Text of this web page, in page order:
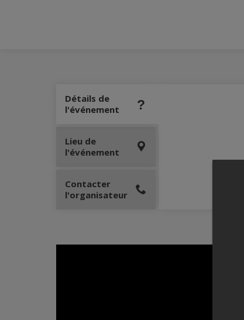
Détails de
l'événement
Lieu de
l'événement
Contacter
l'organisateur